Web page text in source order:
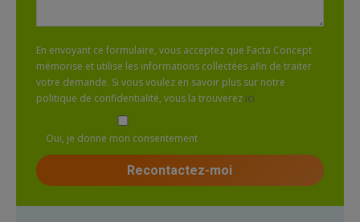
En envoyant ce formulaire, vous acceptez que Facta Concept
mémorise et utilise les informations collectées afin de traiter
votre demande. Si vous voulez en savoir plus sur notre
politique de confidentialité, vous la trouverez ici
Oui, je donne mon consentement